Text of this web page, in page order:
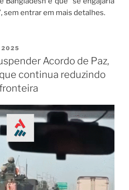
sem entrar em mais detalhes.
2025
Acordo de Paz,
continua reduzindo